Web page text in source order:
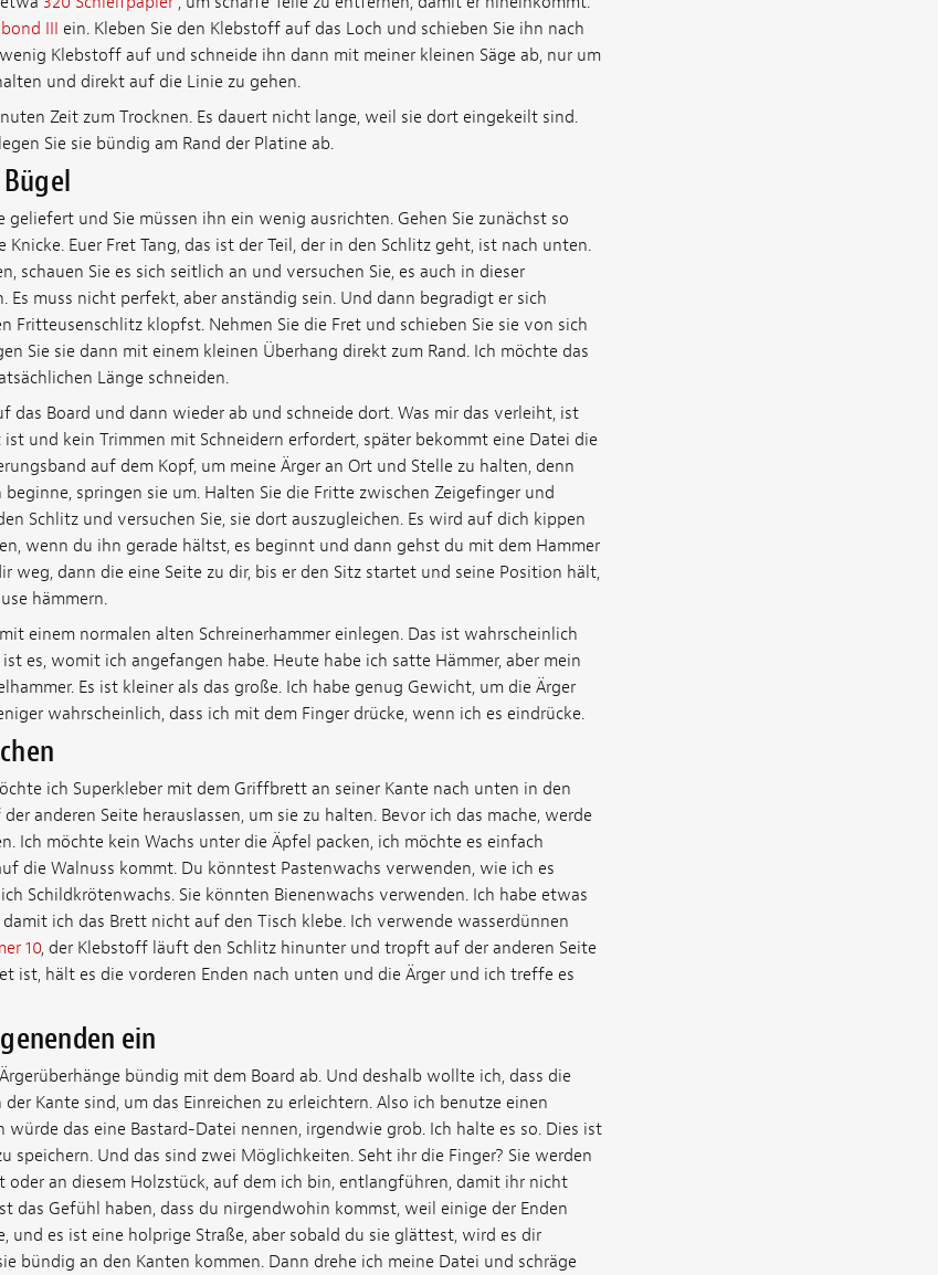
III ein. Kleben Sie den Klebstoff auf das Loch und schieben Sie ihn nach
Klebstoff auf und schneide ihn dann mit meiner kleinen Säge ab, nur um
und direkt auf die Linie zu gehen.
Zeit zum Trocknen. Es dauert nicht lange, weil sie dort eingekeilt sind.
Sie sie bündig am Rand der Platine ab.
geliefert und Sie müssen ihn ein wenig ausrichten. Gehen Sie zunächst so
Euer Fret Tang, das ist der Teil, der in den Schlitz geht, ist nach unten.
schauen Sie es sich seitlich an und versuchen Sie, es auch in dieser
Es muss nicht perfekt, aber anständig sein. Und dann begradigt er sich
Fritteusenschlitz klopfst. Nehmen Sie die Fret und schieben Sie sie von sich
Sie sie dann mit einem kleinen Überhang direkt zum Rand. Ich möchte das
Länge schneiden.
das Board und dann wieder ab und schneide dort. Was mir das verleiht, ist
und kein Trimmen mit Schneidern erfordert, später bekommt eine Datei die
auf dem Kopf, um meine Ärger an Ort und Stelle zu halten, denn
springen sie um. Halten Sie die Fritte zwischen Zeigefinger und
Schlitz und versuchen Sie, sie dort auszugleichen. Es wird auf dich kippen
wenn du ihn gerade hältst, es beginnt und dann gehst du mit dem Hammer
weg, dann die eine Seite zu dir, bis er den Sitz startet und seine Position hält,
hämmern.
einem normalen alten Schreinerhammer einlegen. Das ist wahrscheinlich
es, womit ich angefangen habe. Heute habe ich satte Hämmer, aber mein
Es ist kleiner als das große. Ich habe genug Gewicht, um die Ärger
wahrscheinlich, dass ich mit dem Finger drücke, wenn ich es eindrücke.
ich Superkleber mit dem Griffbrett an seiner Kante nach unten in den
anderen Seite herauslassen, um sie zu halten. Bevor ich das mache, werde
Ich möchte kein Wachs unter die Äpfel packen, ich möchte es einfach
die Walnuss kommt. Du könntest Pastenwachs verwenden, wie ich es
Schildkrötenwachs. Sie könnten Bienenwachs verwenden. Ich habe etwas
ich das Brett nicht auf den Tisch klebe. Ich verwende wasserdünnen
10, der Klebstoff läuft den Schlitz hinunter und tropft auf der anderen Seite
ist, hält es die vorderen Enden nach unten und die Ärger und ich treffe es
ein
bündig mit dem Board ab. Und deshalb wollte ich, dass die
Kante sind, um das Einreichen zu erleichtern. Also ich benutze einen
würde das eine Bastard-Datei nennen, irgendwie grob. Ich halte es so. Dies ist
speichern. Und das sind zwei Möglichkeiten. Seht ihr die Finger? Sie werden
an diesem Holzstück, auf dem ich bin, entlangführen, damit ihr nicht
das Gefühl haben, dass du nirgendwohin kommst, weil einige der Enden
und es ist eine holprige Straße, aber sobald du sie glättest, wird es dir
bündig an den Kanten kommen. Dann drehe ich meine Datei und schräge